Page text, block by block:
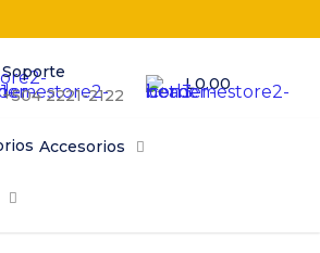
Soporte
+504 2221-2122
L0.00
Accesorios